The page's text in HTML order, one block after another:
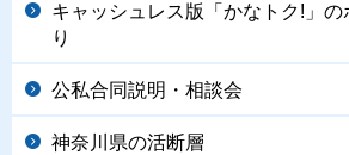
キャッシュレス版「かなトク!」
り
公私合同説明・相談会
神奈川県の活断層